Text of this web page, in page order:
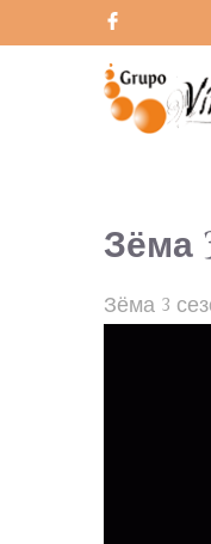
Зёма
Зёма 3